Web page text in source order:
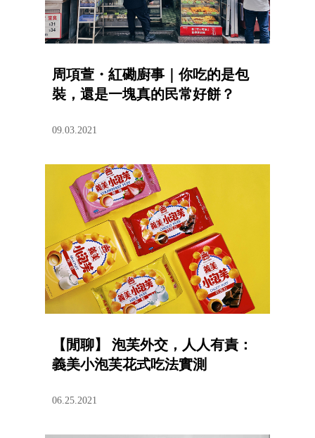
周項萱・紅磡廚事｜你吃的是包
裝，還是一塊真的民常好餅？
09.03.2021
【閒聊】 泡芙外交，人人有責：
義美小泡芙花式吃法實測
06.25.2021